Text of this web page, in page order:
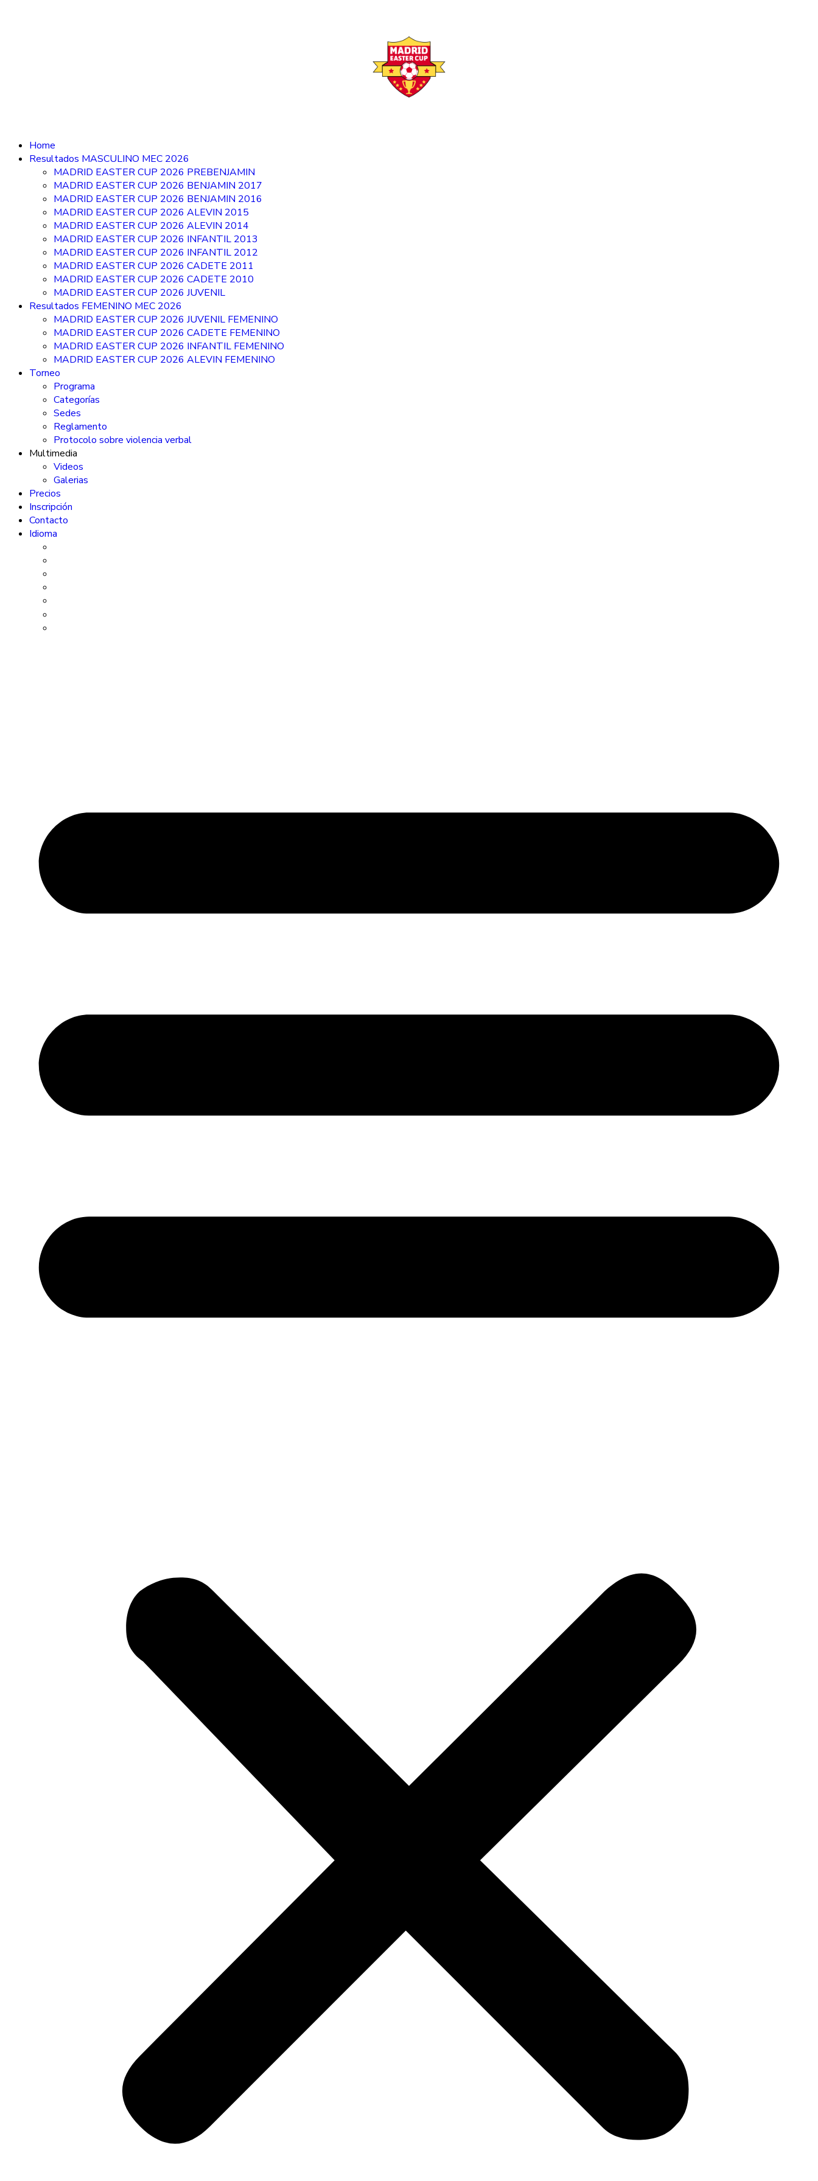
Home
Resultados MASCULINO MEC 2026
MADRID EASTER CUP 2026 PREBENJAMIN
MADRID EASTER CUP 2026 BENJAMIN 2017
MADRID EASTER CUP 2026 BENJAMIN 2016
MADRID EASTER CUP 2026 ALEVIN 2015
MADRID EASTER CUP 2026 ALEVIN 2014
MADRID EASTER CUP 2026 INFANTIL 2013
MADRID EASTER CUP 2026 INFANTIL 2012
MADRID EASTER CUP 2026 CADETE 2011
MADRID EASTER CUP 2026 CADETE 2010
MADRID EASTER CUP 2026 JUVENIL
Resultados FEMENINO MEC 2026
MADRID EASTER CUP 2026 JUVENIL FEMENINO
MADRID EASTER CUP 2026 CADETE FEMENINO
MADRID EASTER CUP 2026 INFANTIL FEMENINO
MADRID EASTER CUP 2026 ALEVIN FEMENINO
Torneo
Programa
Categorías
Sedes
Reglamento
Protocolo sobre violencia verbal
Multimedia
Videos
Galerias
Precios
Inscripción
Contacto
Idioma